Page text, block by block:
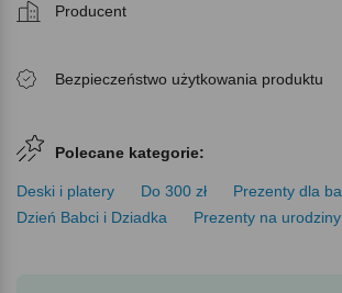
Producent
Bezpieczeństwo użytkowania produktu
Polecane kategorie:
Deski i platery Do 300 zł Prezenty dla
Dzień Babci i Dziadka
Prezenty na